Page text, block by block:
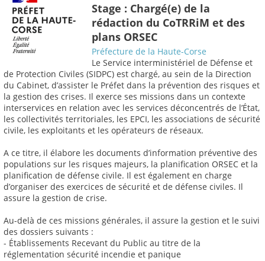
Stage : Chargé(e) de la
rédaction du CoTRRiM et des
plans ORSEC
Préfecture de la Haute-Corse
Le Service interministériel de Défense et
de Protection Civiles (SIDPC) est chargé, au sein de la Direction
du Cabinet, d’assister le Préfet dans la prévention des risques et
la gestion des crises. Il exerce ses missions dans un contexte
interservices en relation avec les services déconcentrés de l’État,
les collectivités territoriales, les EPCI, les associations de sécurité
civile, les exploitants et les opérateurs de réseaux.
A ce titre, il élabore les documents d’information préventive des
populations sur les risques majeurs, la planification ORSEC et la
planification de défense civile. Il est également en charge
d’organiser des exercices de sécurité et de défense civiles. Il
assure la gestion de crise.
Au-delà de ces missions générales, il assure la gestion et le suivi
des dossiers suivants :
- Établissements Recevant du Public au titre de la
réglementation sécurité incendie et panique